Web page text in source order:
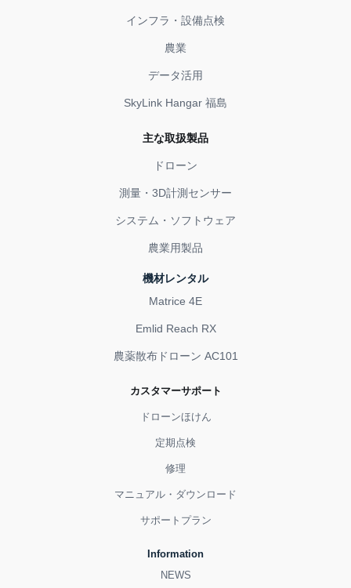
インフラ・設備点検
農業
データ活用
SkyLink Hangar 福島
主な取扱製品
ドローン
測量・3D計測センサー
システム・ソフトウェア
農業用製品
機材レンタル
Matrice 4E
Emlid Reach RX
農薬散布ドローン AC101
カスタマーサポート
ドローンほけん
定期点検
修理
マニュアル・ダウンロード
サポートプラン
Information
NEWS